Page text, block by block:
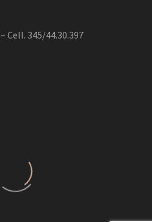
– Cell. 345/44.30.397